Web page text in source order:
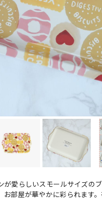
が愛らしいスモールサイズの
お部屋が華やかに彩られます